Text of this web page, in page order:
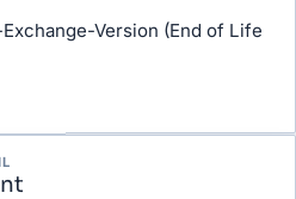
Version (End of Life